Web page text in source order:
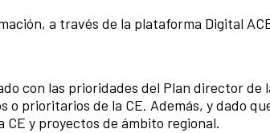
a través de la plataforma Digital
con las prioridades del Plan director
o prioritarios de la CE. Además, y dado
y proyectos de ámbito regional.